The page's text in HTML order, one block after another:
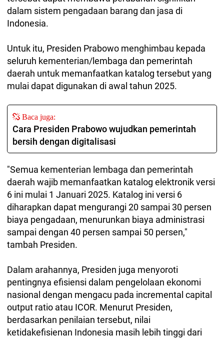
dalam sistem pengadaan barang dan jasa di
Indonesia.
Untuk itu, Presiden Prabowo menghimbau kepada
seluruh kementerian/lembaga dan pemerintah
daerah untuk memanfaatkan katalog tersebut yang
mulai dapat digunakan di awal tahun 2025.
Baca juga:
Cara Presiden Prabowo wujudkan pemerintah
bersih dengan digitalisasi
"Semua kementerian lembaga dan pemerintah
daerah wajib memanfaatkan katalog elektronik versi
6 ini mulai 1 Januari 2025. Katalog ini versi 6
diharapkan dapat mengurangi 20 sampai 30 persen
biaya pengadaan, menurunkan biaya administrasi
sampai dengan 40 persen sampai 50 persen,"
tambah Presiden.
Dalam arahannya, Presiden juga menyoroti
pentingnya efisiensi dalam pengelolaan ekonomi
nasional dengan mengacu pada incremental capital
output ratio atau ICOR. Menurut Presiden,
berdasarkan penilaian tersebut, nilai
ketidakefisienan Indonesia masih lebih tinggi dari